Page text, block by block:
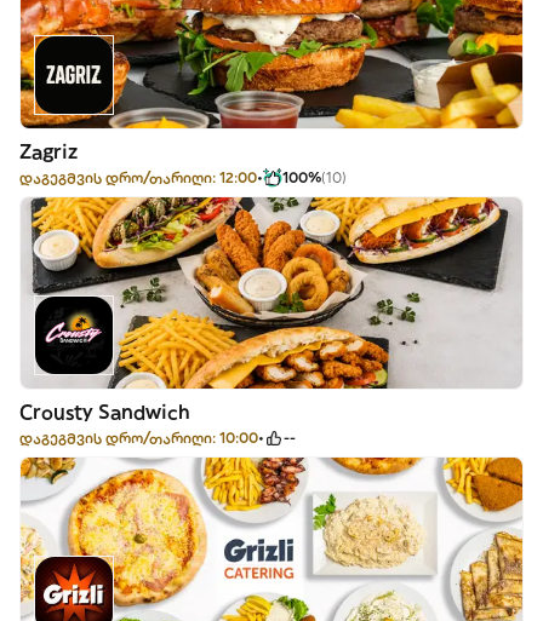
Zagriz
დაგეგმვის დრო/თარიღი: 12:00 100%(10)
Crousty Sandwich
დაგეგმვის დრო/თარიღი: 10:00 --